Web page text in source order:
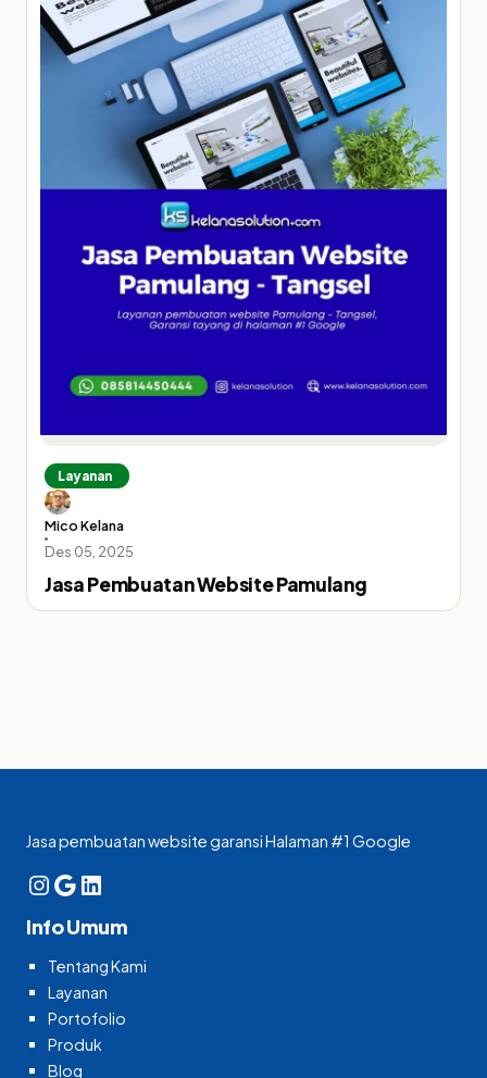
Layanan
Mico Kelana
Des 05, 2025
Jasa Pembuatan Website Pamulang
Jasa pembuatan website garansi Halaman #1 Google
InstagramGoogle LinkedIn
Info Umum
Tentang Kami
Layanan
Portofolio
Produk
Blog